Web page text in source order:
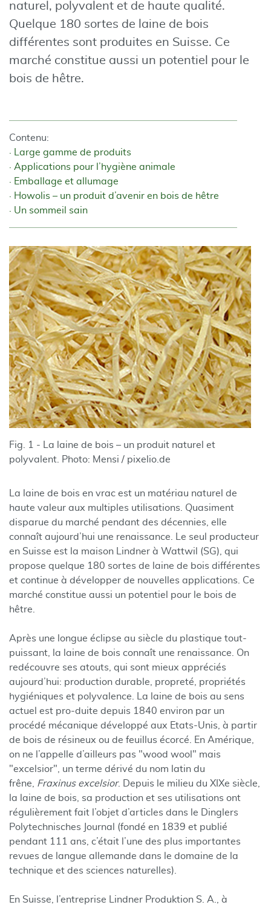
naturel, polyvalent et de haute qualité.
Quelque 180 sortes de laine de bois
différentes sont produites en Suisse. Ce
marché constitue aussi un potentiel pour le
bois de hêtre.
Contenu:
Large gamme de produits
Applications pour l’hygiène animale
Emballage et allumage
Howolis – un produit d’avenir en bois de hêtre
Un sommeil sain
Fig. 1 - La laine de bois – un produit naturel et
polyvalent. Photo: Mensi / pixelio.de
La laine de bois en vrac est un matériau naturel de
haute valeur aux multiples utilisations. Quasiment
disparue du marché pendant des décennies, elle
connaît aujourd’hui une renaissance. Le seul producteur
en Suisse est la maison Lindner à Wattwil (SG), qui
propose quelque 180 sortes de laine de bois différentes
et continue à développer de nouvelles applications. Ce
marché constitue aussi un potentiel pour le bois de
hêtre.
Après une longue éclipse au siècle du plastique tout-
puissant, la laine de bois connaît une renaissance. On
redécouvre ses atouts, qui sont mieux appréciés
aujourd’hui: production durable, propreté, propriétés
hygiéniques et polyvalence. La laine de bois au sens
actuel est pro-duite depuis 1840 environ par un
procédé mécanique développé aux Etats-Unis, à partir
de bois de résineux ou de feuillus écorcé. En Amérique,
on ne l’appelle d’ailleurs pas "wood wool" mais
"excelsior", un terme dérivé du nom latin du
frêne, Fraxinus excelsior. Depuis le milieu du XIXe siècle,
la laine de bois, sa production et ses utilisations ont
régulièrement fait l’objet d’articles dans le Dinglers
Polytechnisches Journal (fondé en 1839 et publié
pendant 111 ans, c’était l’une des plus importantes
revues de langue allemande dans le domaine de la
technique et des sciences naturelles).
En Suisse, l’entreprise Lindner Produktion S. A., à